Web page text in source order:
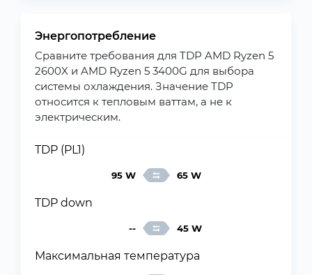
Энергопотребление
Сравните требования для TDP AMD Ryzen 5
2600X и AMD Ryzen 5 3400G для выбора
системы охлаждения. Значение TDP
относится к тепловым ваттам, а не к
электрическим.
TDP (PL1)
95 W 65 W
TDP down
-- 45 W
Максимальная температура